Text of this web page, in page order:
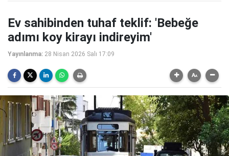
Ev sahibinden tuhaf teklif: 'Bebeğe
adımı koy kirayı indireyim'
Yayınlanma: 28 Nisan 2026 Salı 17:09